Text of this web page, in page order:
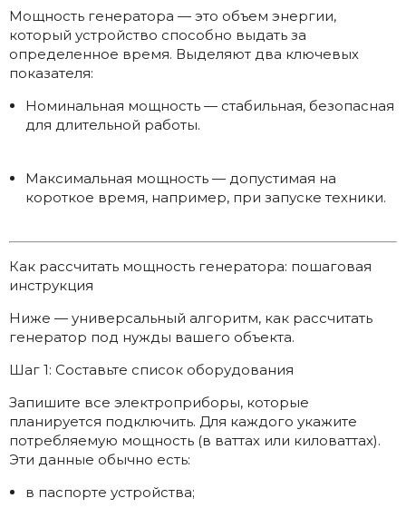
Мощность генератора — это объем энергии,
который устройство способно выдать за
определенное время. Выделяют два ключевых
показателя:
Номинальная мощность — стабильная, безопасная
для длительной работы.
Максимальная мощность — допустимая на
короткое время, например, при запуске техники.
Как рассчитать мощность генератора: пошаговая
инструкция
Ниже — универсальный алгоритм, как рассчитать
генератор под нужды вашего объекта.
Шаг 1: Составьте список оборудования
Запишите все электроприборы, которые
планируется подключить. Для каждого укажите
потребляемую мощность (в ваттах или киловаттах).
Эти данные обычно есть:
в паспорте устройства;